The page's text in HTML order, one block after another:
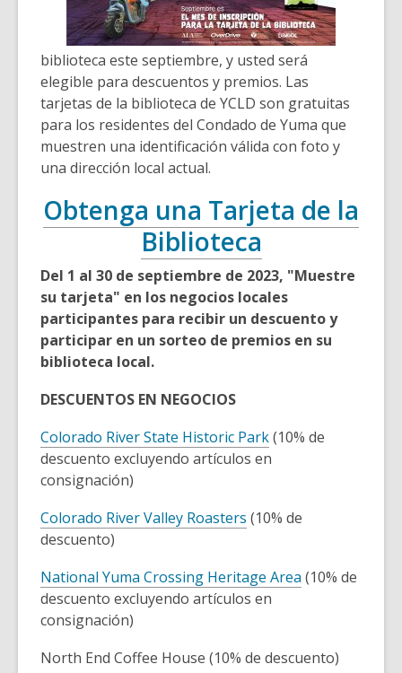
biblioteca este septiembre, y usted será
elegible para descuentos y premios. Las
tarjetas de la biblioteca de YCLD son gratuitas
para los residentes del Condado de Yuma que
muestren una identificación válida con foto y
una dirección local actual.
Obtenga una Tarjeta de la
Biblioteca
Del 1 al 30 de septiembre de 2023, "Muestre
su tarjeta" en los negocios locales
participantes para recibir un descuento y
participar en un sorteo de premios en su
biblioteca local.
DESCUENTOS EN NEGOCIOS
Colorado River State Historic Park(10% de
descuento excluyendo artículos en
consignación)
Colorado River Valley Roasters (10% de
descuento)
National Yuma Crossing Heritage Area (10% de
descuento excluyendo artículos en
consignación)
North End Coffee House (10% de descuento)